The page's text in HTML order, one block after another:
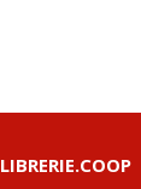
LIBRERIE.COOP